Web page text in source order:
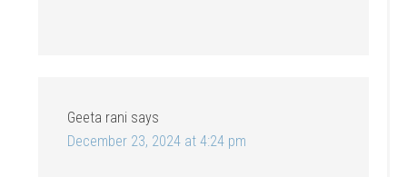
Geeta rani says
December 23, 2024 at 4:24 pm